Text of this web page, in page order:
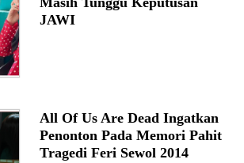
JAWI
All Of Us Are Dead Ingatkan
Penonton Pada Memori Pahit
Tragedi Feri Sewol 2014